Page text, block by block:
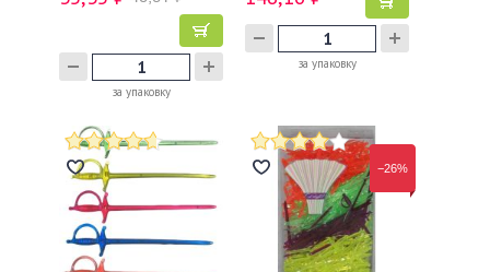
за упаковку
за упаковку
−26%